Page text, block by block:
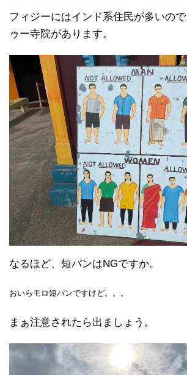
フィジーにはインド系住民が多いの
ゥー寺院があります。
なるほど、短パンはNGですか。
おいらモロ短パンですけど。。。
まぁ注意されたら出ましょう。